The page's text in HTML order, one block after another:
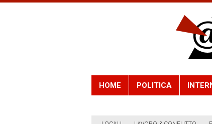
HOME POLITICA